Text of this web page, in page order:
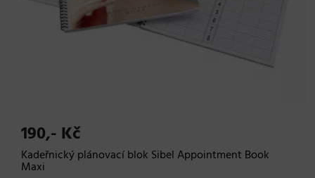
190,- Kč
Kadeřnický plánovací blok Sibel Appointment Book
Maxi